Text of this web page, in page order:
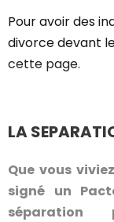
Pour avoir des
divorce devant
cette page.
LA
Que vous
signé un
séparation